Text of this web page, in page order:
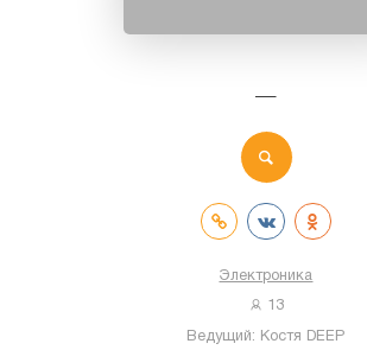
—
Электроника
13
Ведущий: Костя DEEP